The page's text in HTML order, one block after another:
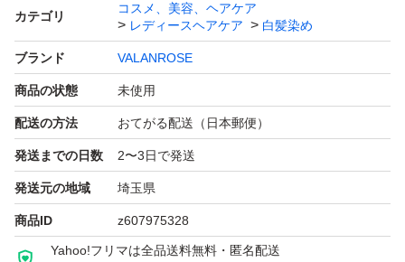
カテゴリ
コスメ、美容、ヘアケア
レディースヘアケア
白髪染め
ブランド VALANROSE
商品の状態 未使用
配送の方法 おてがる配送（日本郵便）
発送までの日数 2〜3日で発送
発送元の地域 埼玉県
商品ID z607975328
Yahoo!フリマは全品送料無料・匿名配送